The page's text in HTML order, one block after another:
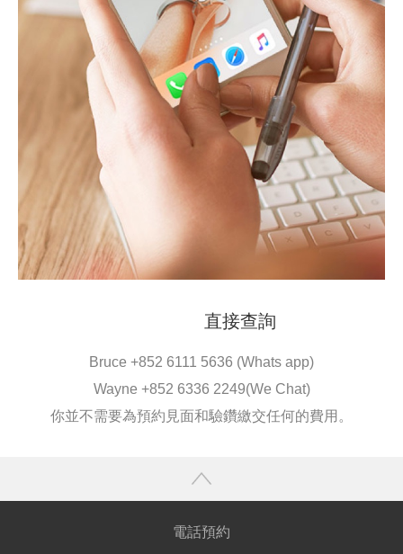
直接查詢
Bruce +852 6111 5636 (Whats app)
Wayne +852 6336 2249(We Chat)
你並不需要為預約見面和驗鑽繳交任何的費用。
電話預約